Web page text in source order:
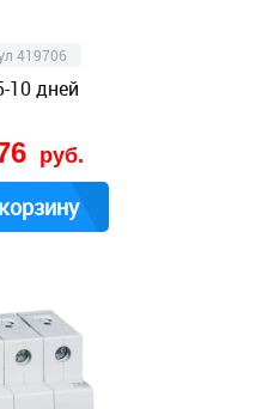
419706
10 дней
руб.